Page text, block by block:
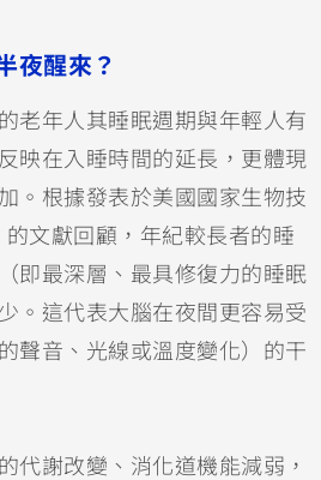
夜醒來？
老年人其睡眠週期與年輕人有
映在入睡時間的延長，更體現
。根據發表於美國國家生物技
文獻回顧，年紀較長者的睡
即最深層、最具修復力的睡眠
。這代表大腦在夜間更容易受
聲音、光線或溫度變化）的干
代謝改變、消化道機能減弱，